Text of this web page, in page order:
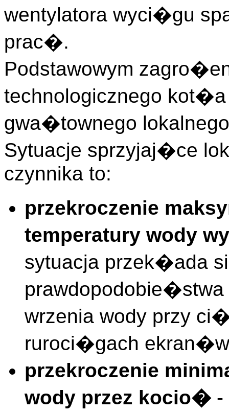
wentylatora wyci�gu
prac�.
Podstawowym
technologicznego
gwa�townego
Sytuacje sprzyjaj�ce
czynnika to:
przekroczenie
temperatury wody
sytuacja przek�ada
prawdopodobie�stwa
wrzenia wody przy
ruroci�gach
przekroczenie
wody przez kocio�-